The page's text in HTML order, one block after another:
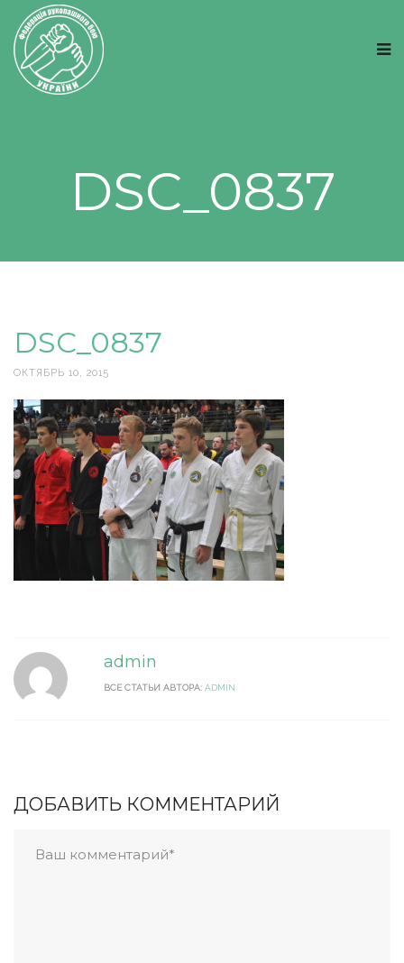
DSC_0837
DSC_0837
ОКТЯБРЬ 10, 2015
admin
ВСЕ СТАТЬИ АВТОРА: ADMIN
ДОБАВИТЬ КОММЕНТАРИЙ